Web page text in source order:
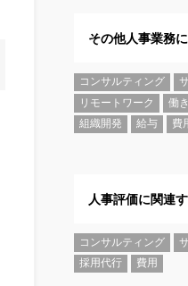
その他人事業務
コンサルティング
リモートワーク
働
組織開発
給与 費
人事評価に関連
コンサルティング
採用代行
費用